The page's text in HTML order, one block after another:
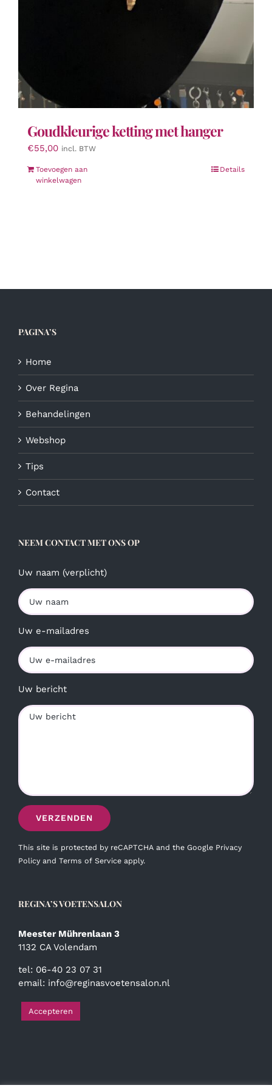
Goudkleurige ketting met hanger
€55,00 incl. BTW
Toevoegen aan
winkelwagen
Details
PAGINA’S
Home
Over Regina
Behandelingen
Webshop
Tips
Contact
NEEM CONTACT MET ONS OP
Uw naam (verplicht)
Uw e-mailadres
Uw bericht
This site is protected by reCAPTCHA and the Google Privacy
Policy and Terms of Service apply.
REGINA’S VOETENSALON
Meester Mührenlaan 3
1132 CA Volendam
tel: 06-40 23 07 31
email: info@reginasvoetensalon.nl
Accepteren